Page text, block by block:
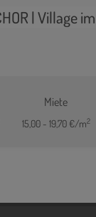
Miete
15,00 - 19,70 €/m2